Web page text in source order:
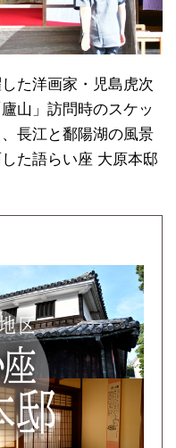
た洋画家・児島虎次
山」訪問時のスケッ
長江と鄱陽湖の風景
た語らい座 大原本邸